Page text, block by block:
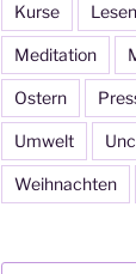
Kurse
Meditation
Ostern
Umwelt
Weihnachten